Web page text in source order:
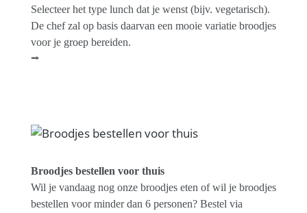
Selecteer het type lunch dat je wenst (bijv. vegetarisch).
De chef zal op basis daarvan een mooie variatie broodjes
voor je groep bereiden.
⭢
Broodjes bestellen voor thuis
Wil je vandaag nog onze broodjes eten of wil je broodjes
bestellen voor minder dan 6 personen? Bestel via